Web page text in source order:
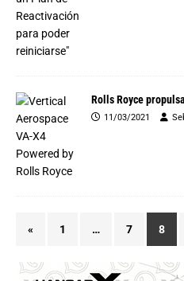
Rolls Royce
11/03/2021
« 1 … 7 8